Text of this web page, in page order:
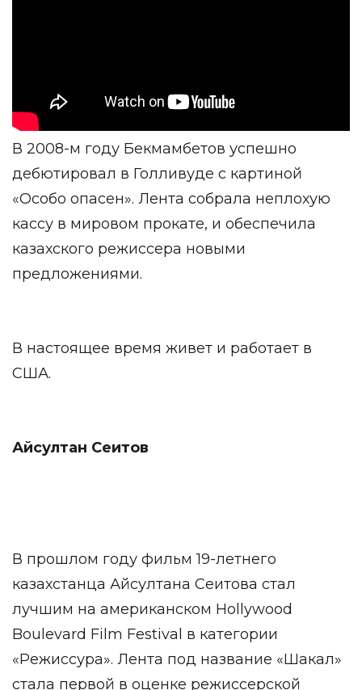
В 2008-м году Бекмамбетов успешно
дебютировал в Голливуде с картиной
«Особо опасен». Лента собрала неплохую
кассу в мировом прокате, и обеспечила
казахского режиссера новыми
предложениями.
В настоящее время живет и работает в
США.
Айсултан Сеитов
В прошлом году фильм 19-летнего
казахстанца Айсултана Сеитова стал
лучшим на американском Hollywood
Boulevard Film Festival в категории
«Режиссура». Лента под название «Шакал»
стала первой в оценке режиссерской